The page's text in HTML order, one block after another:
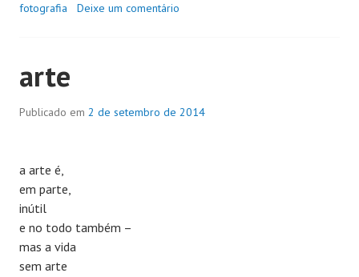
fotografia
Deixe um comentário
arte
Publicado em 2 de setembro de 2014
a arte é,
em parte,
inútil
e no todo também –
mas a vida
sem arte